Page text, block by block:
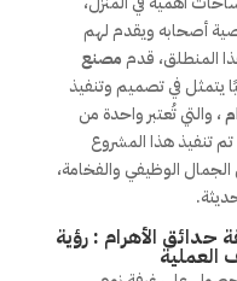
أصحابه ويقدم لهم
المنطلق، قدم مصنع
يتمثل في تصميم وتنفيذ
، والتي تُعتبر واحدة من
تم تنفيذ هذا المشروع
الوظيفي والفخامة،
الأهرام : رؤية
العملية